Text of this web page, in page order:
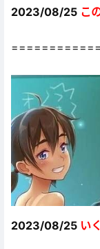
2023/08/25 こ
2023/08/25 い